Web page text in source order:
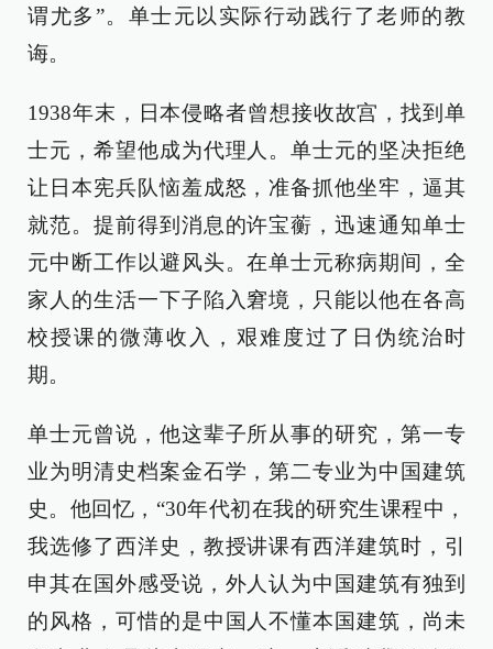
谓尤多”。单士元以实际行动践行了老师的教
诲。
1938年末，日本侵略者曾想接收故宫，找到单
士元，希望他成为代理人。单士元的坚决拒绝
让日本宪兵队恼羞成怒，准备抓他坐牢，逼其
就范。提前得到消息的许宝蘅，迅速通知单士
元中断工作以避风头。在单士元称病期间，全
家人的生活一下子陷入窘境，只能以他在各高
校授课的微薄收入，艰难度过了日伪统治时
期。
单士元曾说，他这辈子所从事的研究，第一专
业为明清史档案金石学，第二专业为中国建筑
史。他回忆，“30年代初在我的研究生课程中，
我选修了西洋史，教授讲课有西洋建筑时，引
申其在国外感受说，外人认为中国建筑有独到
的风格，可惜的是中国人不懂本国建筑，尚未